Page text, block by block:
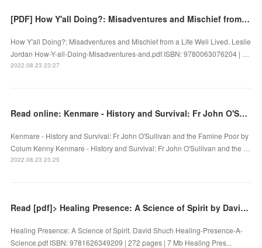
[PDF] How Y'all Doing?: Misadventures and Mischief from a Life Well Lived by Leslie Jordan
How Y'all Doing?: Misadventures and Mischief from a Life Well Lived. Leslie
Jordan How-Y-all-Doing-Misadventures-and.pdf ISBN: 9780063076204 | …
2022.08.23 23:27
Read online: Kenmare - History and Survival: Fr John O'Sullivan and the Famine Poor by Colum Kenny
Kenmare - History and Survival: Fr John O'Sullivan and the Famine Poor by
Colum Kenny Kenmare - History and Survival: Fr John O'Sullivan and the …
2022.08.23 23:25
Read [pdf]> Healing Presence: A Science of Spirit by David Shuch
Healing Presence: A Science of Spirit. David Shuch Healing-Presence-A-
Science.pdf ISBN: 9781626349209 | 272 pages | 7 Mb Healing Pres...